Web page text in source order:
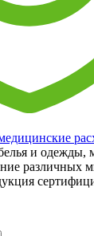
и одежды,
различных